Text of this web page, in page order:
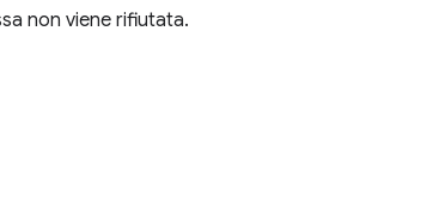
non viene rifiutata.